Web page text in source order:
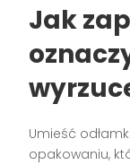
Jak
Umieść
opakowaniu,